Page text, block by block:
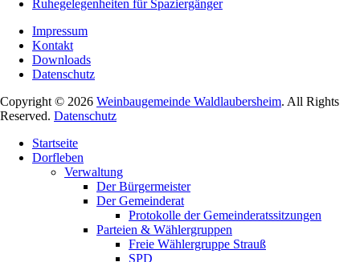
Ruhegelegenheiten für Spaziergänger
Impressum
Kontakt
Downloads
Datenschutz
Copyright © 2026 Weinbaugemeinde Waldlaubersheim. All Rights
Reserved. Datenschutz
oben
scrollen
Startseite
Dorfleben
Verwaltung
Der Bürgermeister
Der Gemeinderat
Protokolle der Gemeinderatssitzungen
Parteien & Wählergruppen
Freie Wählergruppe Strauß
SPD